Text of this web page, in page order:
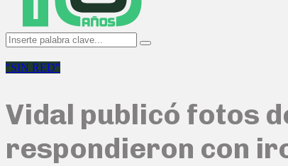
Search
for:
Search
"SIN RED"
Vidal publicó fotos
respondieron con